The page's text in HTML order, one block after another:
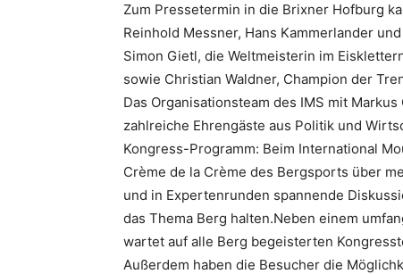
Zum Pressetermin in die Brixner Hofburg
Reinhold Messner, Hans Kammerlander
Simon Gietl, die Weltmeisterin im
sowie Christian Waldner, Champion der
Das Organisationsteam des IMS mit
zahlreiche Ehrengäste aus Politik und
Kongress-Programm: Beim International
Crème de la Crème des Bergsports über
und in Expertenrunden spannende
das Thema Berg halten.Neben einem
wartet auf alle Berg begeisterten
Außerdem haben die Besucher die